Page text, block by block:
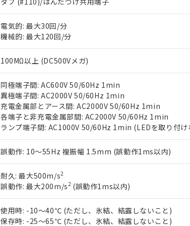
電気的: 最大30回/分
機械的: 最大120回/分
100MΩ以上 (DC500Vメガ)
同極端子間: AC600V 50/60Hz 1min
異極端子間: AC2000V 50/60Hz 1min
充電金属部とアース間: AC2000V 50/60Hz 1min
各端子と非充電金属部間: AC2000V 50/60Hz 1min
ランプ端子間: AC1000V 50/60Hz 1min (LEDを取り付け
誤動作: 10～55Hz 複振幅 1.5mm (誤動作1ms以内)
耐久: 最大500m/s2
誤動作: 最大200m/s2(誤動作1ms以内)
使用時: -10～40℃ (ただし、氷結、結露しないこと)
保存時: -25～65℃ (ただし、氷結、結露しないこと)
以下の条件をお読みいただき、同意のうえご利用くだ
本サービスは、当社制御機器事業取扱商品の当
くものです。
当社制御機器事業取扱商品の中には、本サービ
在庫状況および標準価格照会結果は、記載して
のであり、閲覧された時点での実際の在庫およ
い。
正式な納期状況および標準価格はお客様のお取
当社販売員にご相談ください。
オムロン制御機器販売店や当社販売拠点は「販
在庫状況および標準価格結果を当社の事前の承
す。
マイパーツ機能（部品リスト作成サービス）を
お客様が当ウェブサイト上で当社にご登録され
が、当社の製品・サービスに関するお客様との
さい。
※当社の共同利用者とは、 "個人情報の共同利用
いる法人を指します。
があります。
*EU RoHS指令（10物質）：
鉛(Pb) 1000ppm以下、 水銀(Hg) 1000ppm以下、 カドミウム(Cd)
六価クロム(Cr(Ⅵ)) 1000ppm以下、ポリ臭化ビフェニル類(PBB)
フタル酸ビス(2-エチルヘキシル) (DEHP)(別名：DOP) 1000ppm以下
ル（DBP） 1000ppm以下、フタル酸ジイソブチル (DIBP) 1000ppm
フタル酸エステル類の４物質については閾値を超える意図的な使用が
※2 対応予定月
部品在庫の切り替え状況などにより、予定月が前後す
※3 非含有証明書ダウンロード
下記の非含有証明書をダウンロードすることができま
EU RoHS指令（10物質）の非含有証明書
※1 中国RoHS○×表
「○」：最大均質材料含有率が中国RoHSの基準値以
「×」：最大均質材料含有率が中国RoHSの基準値を
「－」：未確認です。当社販売部門へお問い合わせく
Cr(Ⅵ)(六価クロム) : 1000ppm、 PBBs(ポリ臭化ビフェニル類) :
DBP(フタル酸ジブチル) : 1000ppm、 DIBP(フタル酸ジイソブチル) :
DEHP(フタル酸ビス(2-エチルヘキシル)) : 1000ppm
※2 環境保護使用期限
「ｅ」：有害物質（10物質）のすべてが基準値以下で
「10」：通常の使用状況下において有害物質が外部
味します。
「－」：未確認です。当社販売部門へお問い合わせく
当社は、これら貴社製品のうち、外国為替およ
などの必要な手続きをとります。
当社は規制貨物を破棄する場合は、完全に破砕
ます。
当社は貴社製品を、核兵器、ミサイル、化学兵
置等に一切使用いたしません。
当社は、貴社製品を第三者に販売する場合は、
また当社は、販売先および販売に係わる関係者
たしません。
合意する
記
説明
○ 一定数以上の在庫あり
△ 一定数には満たないが在庫あり
－
在庫なし(最新の在庫状況については、お客
機器販売店・当社販売員にご確認ください)
空
白
受注生産機種、また在庫状況の情報を公開し